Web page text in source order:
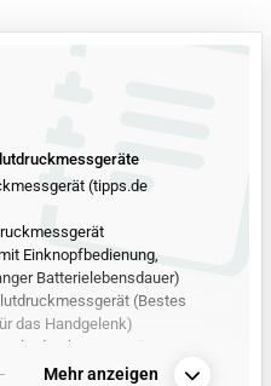
(tipps.de
Einknopfbedienung,
Batterielebensdauer)
(Bestes
das Handgelenk)
Blutdruckmessgerät
Technikbegeisterte)
Mehr anzeigen